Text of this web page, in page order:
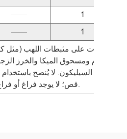
—— 1
—— 1
الباريوم ومسحوق الميكا والخرز
محتوى السيليكون. لا يُنصح